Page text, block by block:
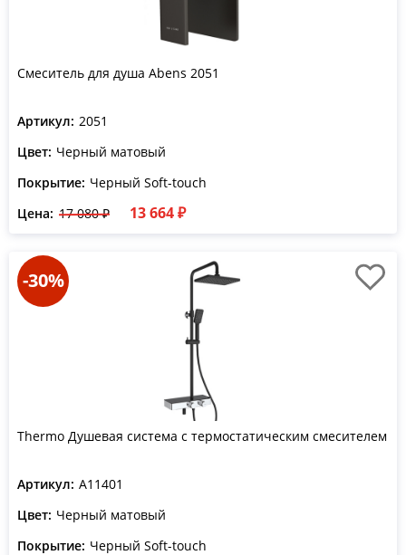
Смеситель для душа Abens 2051
Артикул: 2051
Цвет: Черный матовый
Покрытие: Черный Soft-touch
Цена: 17 080 ₽ 13 664 ₽
-30%
Thermo Душевая система с термостатическим смесителем
Артикул: A11401
Цвет: Черный матовый
Покрытие: Черный Soft-touch